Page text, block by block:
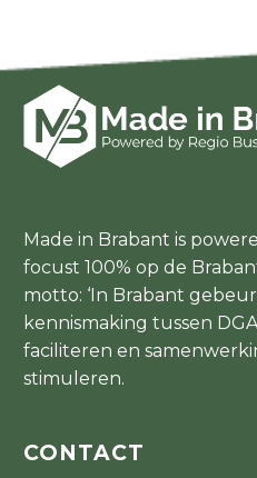
Made in Brabant is
focust 100% op de
motto: ‘In Brabant
kennismaking tussen
faciliteren en
stimuleren.
CONTACT